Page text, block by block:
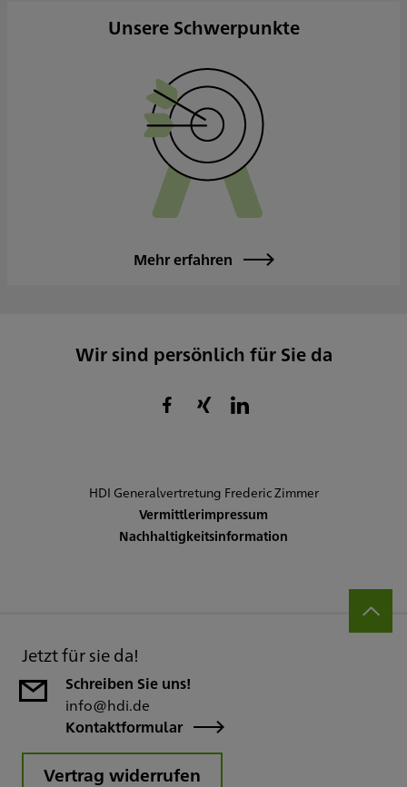
Unsere Schwerpunkte
Mehr erfahren
Wir sind persönlich für Sie da
HDI Generalvertretung Frederic Zimmer
Vermittlerimpressum
Nachhaltigkeitsinformation
Jetzt für sie da!
Schreiben Sie uns!
info@hdi.de
Kontaktformular
Vertrag widerrufen